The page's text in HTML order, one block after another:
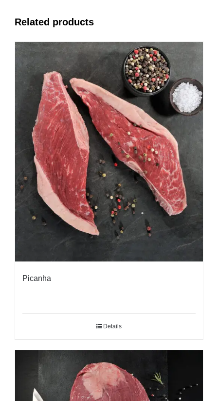
Related products
Picanha
Details